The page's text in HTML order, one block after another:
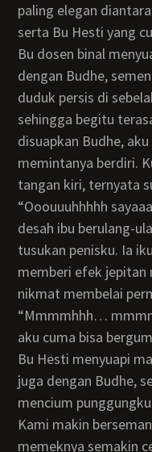
paling elegan
serta Bu Hesti yang
Bu dosen binal menyuapi aku makanan, bergiliran
dengan Budhe,
duduk persis di
sehingga begitu
disuapkan Budhe,
memintanya berdiri.
tangan kiri, ternyata
“Ooouuuhhhhh sayaaaanggg… enaknyaaaaa…”
desah ibu berulang-
tusukan penisku. Ia
memberi efek jepitan
nikmat membelai
“Mmmmhhh… mmmm… mmmmhhhhh mmmmm”
aku cuma bisa
Bu Hesti menyuapi
juga dengan Budhe,
mencium
Kami makin bersemangat, genjotan penisku di
memeknya semakin